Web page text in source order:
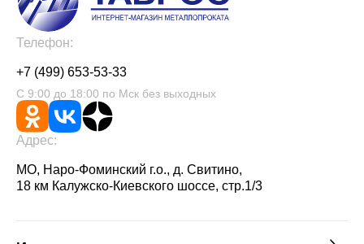
Телефон:
+7 (499) 653-53-33
С 9:00 до 18:00 по Мск без выходных
Адрес:
МО, Наро-Фоминский г.о., д. Свитино,
18 км Калужско-Киевского шоссе, стр.1/3